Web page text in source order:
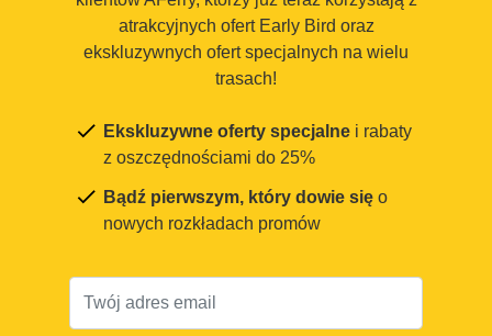
atrakcyjnych ofert Early Bird oraz
ekskluzywnych ofert specjalnych na wielu
trasach!
Ekskluzywne oferty specjalne i rabaty
z oszczędnościami do 25%
Bądź pierwszym, który dowie się o
nowych rozkładach promów